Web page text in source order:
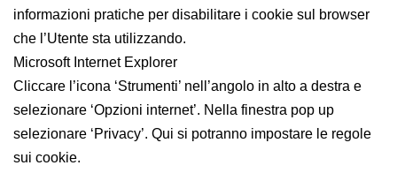
informazioni pratiche per disabilitare i cookie sul browser
che l’Utente sta utilizzando.
Microsoft Internet Explorer
Cliccare l’icona ‘Strumenti’ nell’angolo in alto a destra e
selezionare ‘Opzioni internet’. Nella finestra pop up
selezionare ‘Privacy’. Qui si potranno impostare le regole
sui cookie.